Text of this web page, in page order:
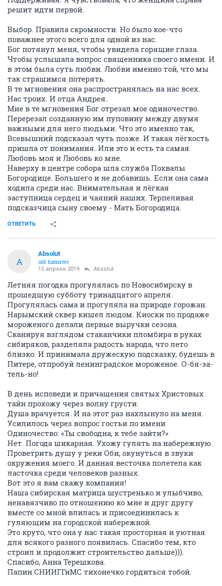
решит идти первой.
Выбор. Правила скромности. Но было кое-что
поважнее этого всего для одной из нас.
Бог потянул меня, чтобы увидела горящие глаза.
Чтобы услышала вопрос священника своего имени. И
в этом была суть любви. Любви именно той, что мы
так страшимся потерять.
В те мгновения она распространялась на нас всех.
Нас троих. И отца Андрея.
Мне в те мгновения Бог отрезал мое одиночество.
Перерезал созданную им пуповину между двумя
важными для него людьми. Что это именно так,
Всевышний подсказал чуть позже. И такая лёгкость
пришла от понимания. Или это и есть та самая
Любовь моя и Любовь ко мне.
Наверху в центре собора шла служба Похвалы
Богородице. Большего и не добавишь. Если она сама
ходила среди нас. Внимательная и лёгкая
заступница сердец и чаяний наших. Терпеливая
подсказчица сыну своему - Мать Богородица.
ОТВЕТИТЬ
A
Absolut
old hamster
15 апреля 2019 Absolut
Летняя погодка прогулялась по Новосибирску в
прошедшую субботу тринадцатого апреля.
Прогулялась сама и прогуляла на природе горожан.
Нарымский сквер кишел людом. Киоски по продаже
мороженого делали первые выручки сезона.
Сканируя взглядом стаканчики пломбира в руках
сибиряков, разделяла радость народа, что лето
близко. И принимала дружескую подсказку, будешь в
Питере, отпробуй ленинградское мороженое. О-бя-за-
тель-но!
В день исповеди и причащения святых Христовых
тайн прохожу через волну грусти.
Душа врачуется. И на этот раз нахлынуло на меня.
Усилилось через вопрос гостьи по имени
Одиночество: «Ты свободна, к тебе зайти?»
Нет. Погода шикарная. Ухожу гулять на набережную.
Проветрить душу у реки Оби, окунуться в звуки
окружения моего. И данная весточка полетела как
ласточка среди человеков разных.
Вот это я вам скажу компания!
Наша сибирская матрица шустренько и улыбчиво,
ненавязчиво по отношению ко мне и друг другу
вместе со мной влилась и присоединилась к
гуляющим на городской набережной.
Это круто, что она у нас такая просторная и уютная
для всякого разного появилась. Спасибо тем, кто
строил и продолжит строительство дальше))).
Спасибо, Анна Терешкова.
Папин СНИИГГиМС тихонечко гордиться тобой.